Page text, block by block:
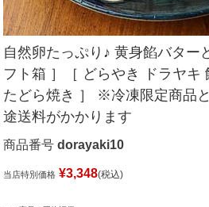
自然卵たっぷり♪ 黄身餡バター
フト箱 ］［ どらやき ドラヤキ
たどら焼き ］ ※冷凍限定商品
途送料がかかります
商品番号 dorayaki10
当店特別価格 ¥3,348 税込